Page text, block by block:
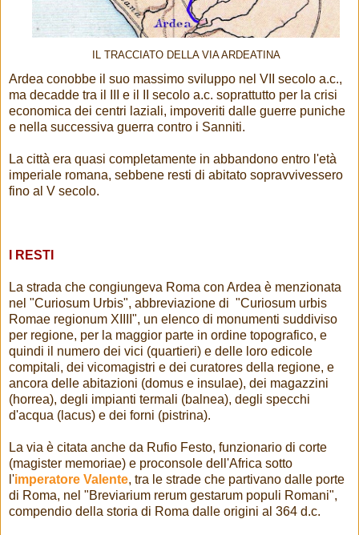
IL TRACCIATO DELLA VIA ARDEATINA
Ardea conobbe il suo massimo sviluppo nel VII secolo a.c.,
ma decadde tra il III e il II secolo a.c. soprattutto per la crisi
economica dei centri laziali, impoveriti dalle guerre puniche
e nella successiva guerra contro i Sanniti.
La città era quasi completamente in abbandono entro l'età
imperiale romana, sebbene resti di abitato sopravvivessero
fino al V secolo.
I RESTI
La strada che congiungeva Roma con Ardea è menzionata
nel "Curiosum Urbis", abbreviazione di "Curiosum urbis
Romae regionum XIIII", un elenco di monumenti suddiviso
per regione, per la maggior parte in ordine topografico, e
quindi il numero dei vici (quartieri) e delle loro edicole
compitali, dei vicomagistri e dei curatores della regione, e
ancora delle abitazioni (domus e insulae), dei magazzini
(horrea), degli impianti termali (balnea), degli specchi
d'acqua (lacus) e dei forni (pistrina).
La via è citata anche da Rufio Festo, funzionario di corte
(magister memoriae) e proconsole dell'Africa sotto
l'imperatore Valente, tra le strade che partivano dalle porte
di Roma, nel "Breviarium rerum gestarum populi Romani",
compendio della storia di Roma dalle origini al 364 d.c.